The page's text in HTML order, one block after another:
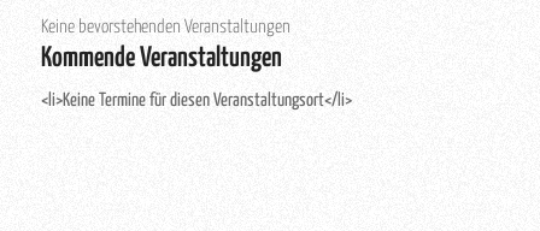
Keine bevorstehenden Veranstaltungen
Kommende Veranstaltungen
<li>Keine Termine für diesen Veranstaltungsort</li>